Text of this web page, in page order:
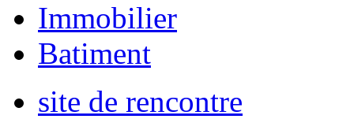
Immobilier
Batiment
site de rencontre